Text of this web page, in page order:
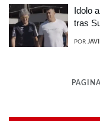
Idolo
tras
POR